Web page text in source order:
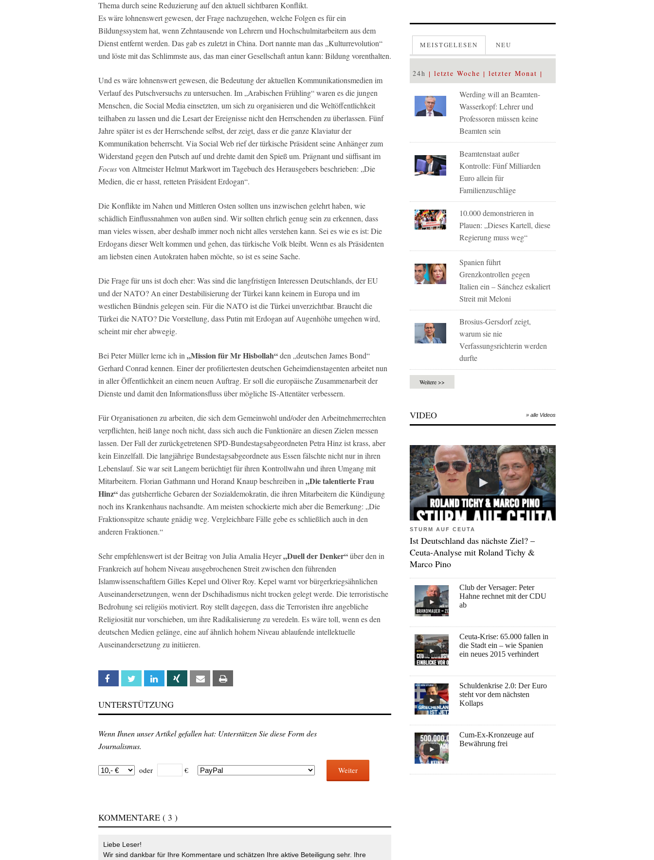
Thema durch seine Reduzierung auf den aktuell sichtbaren Konflikt.
Es wäre lohnenswert gewesen, der Frage nachzugehen, welche Folgen es für ein
Bildungssystem hat, wenn Zehntausende von Lehrern und Hochschulmitarbeitern aus dem
Dienst entfernt werden. Das gab es zuletzt in China. Dort nannte man das „Kulturrevolution“
und löste mit das Schlimmste aus, das man einer Gesellschaft antun kann: Bildung vorenthalten.
Und es wäre lohnenswert gewesen, die Bedeutung der aktuellen Kommunikationsmedien im
Verlauf des Putschversuchs zu untersuchen. Im „Arabischen Frühling“ waren es die jungen
Menschen, die Social Media einsetzten, um sich zu organisieren und die Weltöffentlichkeit
teilhaben zu lassen und die Lesart der Ereignisse nicht den Herrschenden zu überlassen. Fünf
Jahre später ist es der Herrschende selbst, der zeigt, dass er die ganze Klaviatur der
Kommunikation beherrscht. Via Social Web rief der türkische Präsident seine Anhänger zum
Widerstand gegen den Putsch auf und drehte damit den Spieß um. Prägnant und süffisant im
Focusvon Altmeister Helmut Markwort im Tagebuch des Herausgebers beschrieben: „Die
Medien, die er hasst, retteten Präsident Erdogan“.
Die Konflikte im Nahen und Mittleren Osten sollten uns inzwischen gelehrt haben, wie
schädlich Einflussnahmen von außen sind. Wir sollten ehrlich genug sein zu erkennen, dass
man vieles wissen, aber deshalb immer noch nicht alles verstehen kann. Sei es wie es ist: Die
Erdogans dieser Welt kommen und gehen, das türkische Volk bleibt. Wenn es als Präsidenten
am liebsten einen Autokraten haben möchte, so ist es seine Sache.
Die Frage für uns ist doch eher: Was sind die langfristigen Interessen Deutschlands, der EU
und der NATO? An einer Destabilisierung der Türkei kann keinem in Europa und im
westlichen Bündnis gelegen sein. Für die NATO ist die Türkei unverzichtbar. Braucht die
Türkei die NATO? Die Vorstellung, dass Putin mit Erdogan auf Augenhöhe umgehen wird,
scheint mir eher abwegig.
Bei Peter Müller lerne ich in „Mission für Mr Hisbollah“den „deutschen James Bond“
Gerhard Conrad kennen. Einer der profiliertesten deutschen Geheimdienstagenten arbeitet nun
in aller Öffentlichkeit an einem neuen Auftrag. Er soll die europäische Zusammenarbeit der
Dienste und damit den Informationsfluss über mögliche IS-Attentäter verbessern.
Für Organisationen zu arbeiten, die sich dem Gemeinwohl und/oder den Arbeitnehmerrechten
verpflichten, heiß lange noch nicht, dass sich auch die Funktionäre an diesen Zielen messen
lassen. Der Fall der zurückgetretenen SPD-Bundestagsabgeordneten Petra Hinz ist krass, aber
kein Einzelfall. Die langjährige Bundestagsabgeordnete aus Essen fälschte nicht nur in ihren
Lebenslauf. Sie war seit Langem berüchtigt für ihren Kontrollwahn und ihren Umgang mit
Mitarbeitern. Florian Gathmann und Horand Knaup beschreiben in „Die talentierte Frau
Hinz“das gutsherrliche Gebaren der Sozialdemokratin, die ihren Mitarbeitern die Kündigung
noch ins Krankenhaus nachsandte. Am meisten schockierte mich aber die Bemerkung: „Die
Fraktionsspitze schaute gnädig weg. Vergleichbare Fälle gebe es schließlich auch in den
anderen Fraktionen.“
Sehr empfehlenswert ist der Beitrag von Julia Amalia Heyer„Duell der Denker“über den in
Frankreich auf hohem Niveau ausgebrochenen Streit zwischen den führenden
Islamwissenschaftlern Gilles Kepel und Oliver Roy. Kepel warnt vor bürgerkriegsähnlichen
Auseinandersetzungen, wenn der Dschihadismus nicht trocken gelegt werde. Die terroristische
Bedrohung sei religiös motiviert. Roy stellt dagegen, dass die Terroristen ihre angebliche
Religiosität nur vorschieben, um ihre Radikalisierung zu veredeln. Es wäre toll, wenn es den
deutschen Medien gelänge, eine auf ähnlich hohem Niveau ablaufende intellektuelle
Auseinandersetzung zu initiieren.
Facebook Twitter Linkedin Xing Email
UNTERSTÜTZUNG
Wenn Ihnen unser Artikel gefallen hat: Unterstützen Sie diese Form des
Journalismus.
oder € Weiter
KOMMENTARE ( 3 )
Liebe Leser!
Wir sind dankbar für Ihre Kommentare und schätzen Ihre aktive Beteiligung sehr. Ihre
MEISTGELESEN NEU
24h letzte Woche letzter Monat
Werding will an Beamten-
Wasserkopf: Lehrer und
Professoren müssen keine
Beamten sein
Beamtenstaat außer
Kontrolle: Fünf Milliarden
Euro allein für
Familienzuschläge
10.000 demonstrieren in
Plauen: „Dieses Kartell, diese
Regierung muss weg“
Spanien führt
Grenzkontrollen gegen
Italien ein – Sánchez eskaliert
Streit mit Meloni
Brosius-Gersdorf zeigt,
warum sie nie
Verfassungsrichterin werden
durfte
Weitere >>
VIDEO » alle Videos
STURM AUF CEUTA
Ist Deutschland das nächste Ziel? –
Ceuta-Analyse mit Roland Tichy &
Marco Pino
Club der Versager: Peter
Hahne rechnet mit der CDU
ab
Ceuta-Krise: 65.000 fallen in
die Stadt ein – wie Spanien
ein neues 2015 verhindert
Schuldenkrise 2.0: Der Euro
steht vor dem nächsten
Kollaps
Cum-Ex-Kronzeuge auf
Bewährung frei